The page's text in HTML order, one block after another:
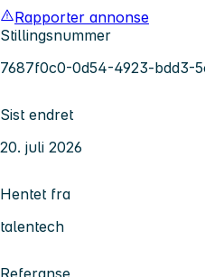
Rapporter annonse
Stillingsnummer
7687f0c0-0d54-4923-bdd3-
Sist endret
20. juli 2026
Hentet fra
talentech
Referanse